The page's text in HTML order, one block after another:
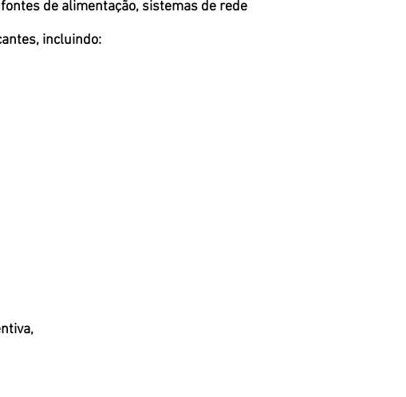
de alimentação, sistemas de rede
incluindo: